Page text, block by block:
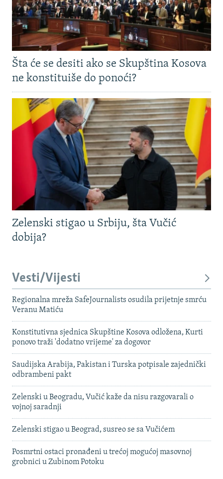
Šta će se desiti ako se Skupština Kosova
ne konstituiše do ponoći?
Zelenski stigao u Srbiju, šta Vučić
dobija?
Vesti/Vijesti
Regionalna mreža SafeJournalists osudila prijetnje smrću
Veranu Matiću
Konstitutivna sjednica Skupštine Kosova odložena, Kurti
ponovo traži 'dodatno vrijeme' za dogovor
Saudijska Arabija, Pakistan i Turska potpisale zajednički
odbrambeni pakt
Zelenski u Beogradu, Vučić kaže da nisu razgovarali o
vojnoj saradnji
Zelenski stigao u Beograd, susreo se sa Vučićem
Posmrtni ostaci pronađeni u trećoj mogućoj masovnoj
grobnici u Zubinom Potoku